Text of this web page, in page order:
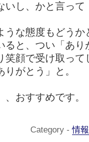
いし、かと言って
うな態度もどうか
ると、つい「あ
笑顔で受け取って
がとう」と。
、おすすめです。
Category -情報